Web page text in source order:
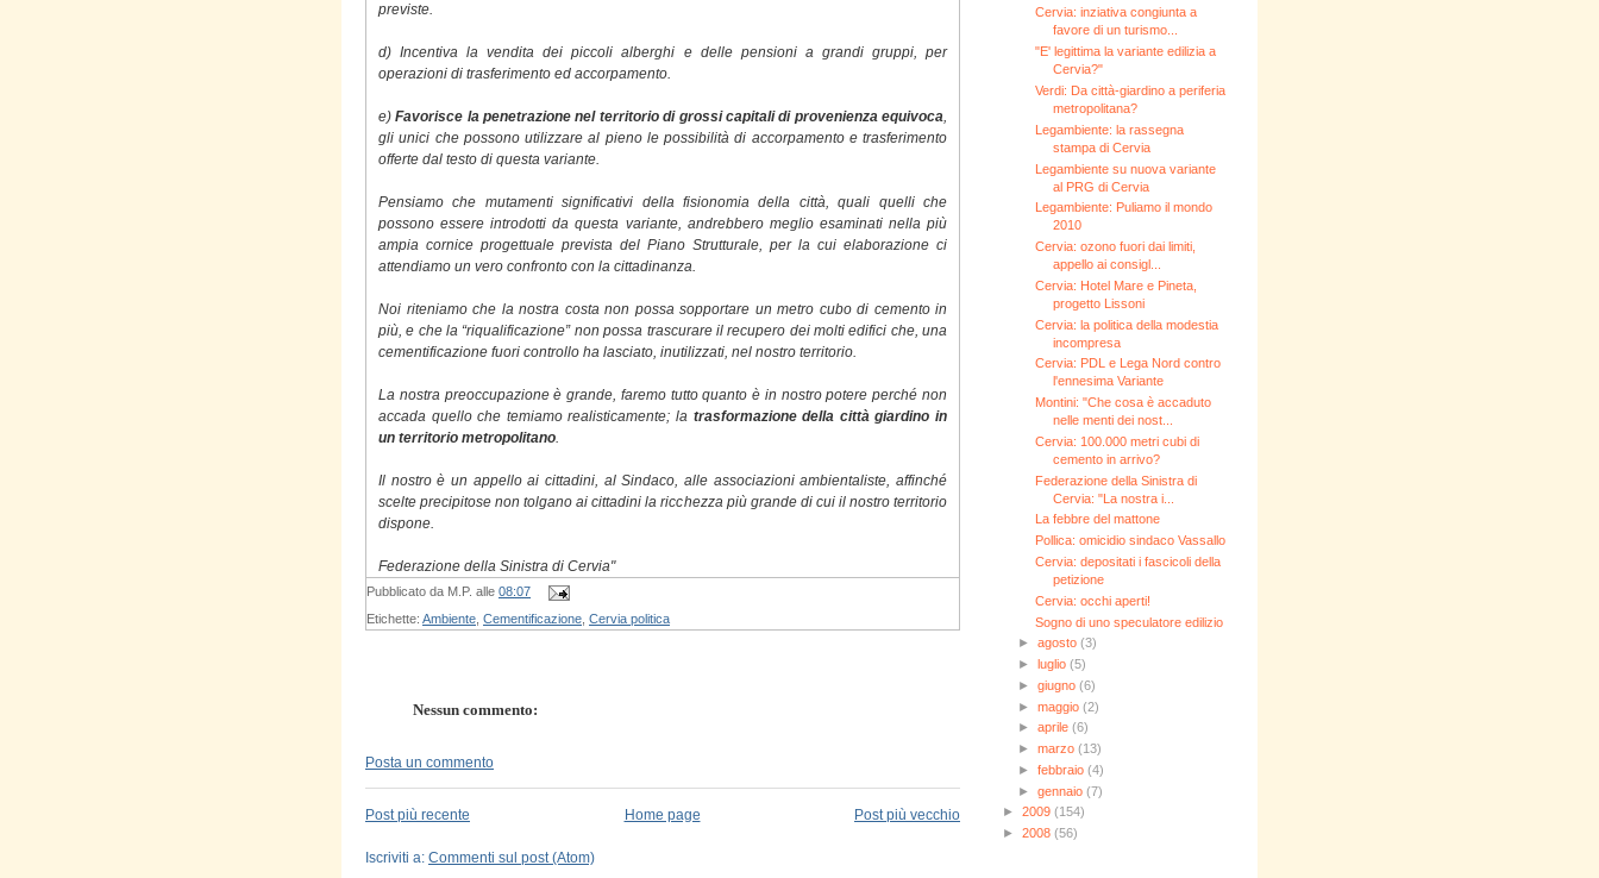
previste.
d) Incentiva la vendita dei piccoli alberghi e delle pensioni a grandi gruppi, per
operazioni di trasferimento ed accorpamento.
e)Favorisce la penetrazione nel territorio di grossi capitali di provenienza equivoca,
gli unici che possono utilizzare al pieno le possibilità di accorpamento e trasferimento
offerte dal testo di questa variante.
Pensiamo che mutamenti significativi della fisionomia della città, quali quelli che
possono essere introdotti da questa variante, andrebbero meglio esaminati nella più
ampia cornice progettuale prevista del Piano Strutturale, per la cui elaborazione ci
attendiamo un vero confronto con la cittadinanza.
Noi riteniamo che la nostra costa non possa sopportare un metro cubo di cemento in
più, e che la “riqualificazione” non possa trascurare il recupero dei molti edifici che, una
cementificazione fuori controllo ha lasciato, inutilizzati, nel nostro territorio.
La nostra preoccupazione è grande, faremo tutto quanto è in nostro potere perché non
accada quello che temiamo realisticamente; la trasformazione della città giardino in
un territorio metropolitano.
Il nostro è un appello ai cittadini, al Sindaco, alle associazioni ambientaliste, affinché
scelte precipitose non tolgano ai cittadini la ricchezza più grande di cui il nostro territorio
dispone.
Federazione della Sinistra di Cervia"
Pubblicato da M.P. alle 08:07
Etichette: Ambiente Cementificazione Cervia politica
Nessun commento:
Posta un commento
Post più recente Post più vecchio
Home page
Iscriviti a: Commenti sul post (Atom)
Cervia: inziativa congiunta a
favore di un turismo...
"E' legittima la variante edilizia a
Cervia?"
Verdi: Da città-giardino a periferia
metropolitana?
Legambiente: la rassegna
stampa di Cervia
Legambiente su nuova variante
al PRG di Cervia
Legambiente: Puliamo il mondo
2010
Cervia: ozono fuori dai limiti,
appello ai consigl...
Cervia: Hotel Mare e Pineta,
progetto Lissoni
Cervia: la politica della modestia
incompresa
Cervia: PDL e Lega Nord contro
l'ennesima Variante
Montini: "Che cosa è accaduto
nelle menti dei nost...
Cervia: 100.000 metri cubi di
cemento in arrivo?
Federazione della Sinistra di
Cervia: "La nostra i...
La febbre del mattone
Pollica: omicidio sindaco Vassallo
Cervia: depositati i fascicoli della
petizione
Cervia: occhi aperti!
Sogno di uno speculatore edilizio
►agosto(3)
►luglio(5)
►giugno(6)
►maggio(2)
►aprile(6)
►marzo(13)
►febbraio(4)
►gennaio(7)
► 2009 (154)
► 2008 (56)